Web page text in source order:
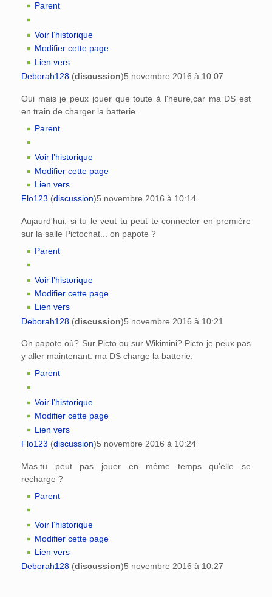
Parent
Voir l’historique
Modifier cette page
Lien vers
Deborah128 (discussion)5 novembre 2016 à 10:07
Oui mais je peux jouer que toute à l'heure,car ma DS est
en train de charger la batterie.
Parent
Voir l’historique
Modifier cette page
Lien vers
Flo123 (discussion)5 novembre 2016 à 10:14
Aujaurd'hui, si tu le veut tu peut te connecter en première
sur la salle Pictochat... on papote ?
Parent
Voir l’historique
Modifier cette page
Lien vers
Deborah128 (discussion)5 novembre 2016 à 10:21
On papote où? Sur Picto ou sur Wikimini? Picto je peux pas
y aller maintenant: ma DS charge la batterie.
Parent
Voir l’historique
Modifier cette page
Lien vers
Flo123 (discussion)5 novembre 2016 à 10:24
Mas.tu peut pas jouer en même temps qu'elle se
recharge ?
Parent
Voir l’historique
Modifier cette page
Lien vers
Deborah128 (discussion)5 novembre 2016 à 10:27